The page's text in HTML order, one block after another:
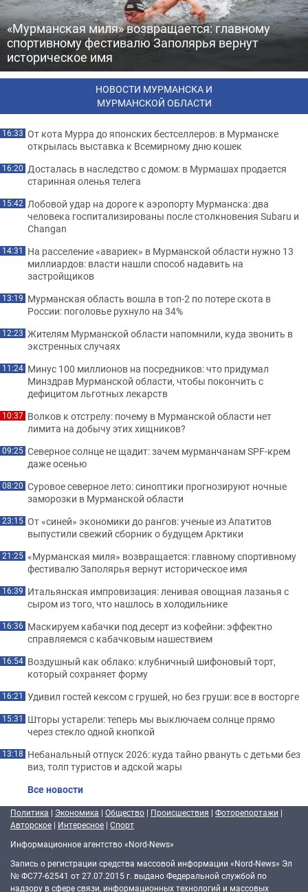
«Мурманская миля» возвращается: главному
спортивному фестивалю Заполярья вернут
историческое имя
НОВОСТИ МУРМАНСКА И
МУРМАНСКОЙ ОБЛАСТИ
16:33 От кота Мурра до японских бестселлеров: в Мурманске
открылась выставка к Всемирному дню кошек
16:20 Досталась в наследство с домом: в Мурмашах продается
старинная оленья телега
15:42 Лобовой удар на дороге к аэропорту Мурманска: два
человека госпитализированы после столкновения Subaru и
Changan
14:31 На расселение «авариек» в Мурманской области нужно 13
миллиардов: власти нашли способ надавить на
застройщиков
13:19 Мурманская область вошла в топ-2 по потере скота в
России: поголовье рухнуло на 34%
12:23 Жителям Мурманской области напомнили, куда звонить в
экстренных случаях
11:24 Минус 100 миллионов на посредников: что придумал
Минздрав Мурманской области, чтобы покончить с
дефицитом льготных лекарств
10:37 Волков к отстрелу: почему в Мурманской области нет
лимита на добычу этих хищников?
09:25 Северное солнце не щадит: зачем мурманчанам SPF-крем
даже осенью
08:20 Суровое северное лето: синоптики прогнозируют ночные
заморозки в Мурманской области
23:15 От «синей» экономики до рангов: ученые из Апатитов
выпустили свежий сборник о будущем Арктики
21:25 «Мурманская миля» возвращается: главному спортивному
фестивалю Заполярья вернут историческое имя
16:39 Итальянская импровизация: ленивая овощная лазанья с
сыром из того, что нашлось в холодильнике
16:36 Маскируем кабачки под десерт из кофейни: эффектно
справляемся с кабачковым нашествием
16:54 Воздушный как облако: клубничный шифоновый торт,
который сохраняет форму
16:21 Удивил гостей кексом с грушей, но без груши: все в восторге
15:31 Шторы устарели: теперь мы выключаем солнце прямо
через стекло одной кнопкой
13:18 Небанальный отпуск 2026: куда тайно рвануть с детьми без
виз, толп туристов и адской жары
Все новости
Политика | Экономика | Общество | Происшествия | Фоторепортажи |
Авторское | Интересное | Спорт
Информационное агентство «Nord-News»
Запись о регистрации средства массовой информации «Nord-News» Эл
№ ФС77-62541 от 27.07.2015 г. выдано Федеральной службой по
надзору в сфере связи, информационных технологий и массовых